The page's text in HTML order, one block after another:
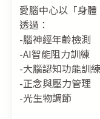
愛腦中心以「身
透過：
-腦神經年齡檢測
-AI智能阻力訓練
-大腦認知功能訓練
-正念與壓力管理
-光生物調節